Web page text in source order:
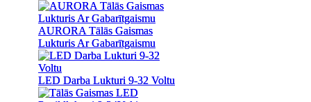
AURORA Tālās Gaismas
Lukturis Ar Gabarītgaismu
LED Darba Lukturi 9-32 Voltu
AURORA Tālās Gaismas
Lukturis Ar Gabarītgaismu
LED Darba Lukturi 9-32 Voltu